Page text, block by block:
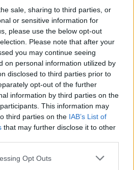
sale, sharing to third parties, or
or sensitive information for
please use the below opt-out
Please note that after your
you may continue seeing
on personal information utilized by
disclosed to third parties prior to
opt-out of the further
information by third parties on the
This information may
third parties on the IAB’s List of
that may further disclose it to other
Opt Outs
ευρώ και αύξηση κερδών 57% - Τα
alcohol
Media: Με ενίσχυση 8 εκατ.
ευρώ σε 451 επιχειρήσεις
ξεκίνησε το πρόγραμμα
στήριξης- Κάλυψη εισφορών
ΕΔΟΕΑΠ